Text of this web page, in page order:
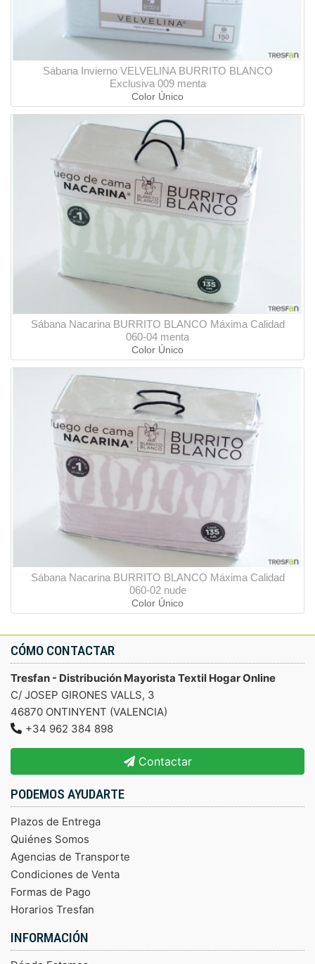
Sábana Invierno VELVELINA BURRITO BLANCO
Exclusiva 009 menta
Color Único
Sábana Nacarina BURRITO BLANCO Máxima Calidad
060-04 menta
Color Único
Sábana Nacarina BURRITO BLANCO Máxima Calidad
060-02 nude
Color Único
CÓMO CONTACTAR
Tresfan - Distribución Mayorista Textil Hogar Online
C/ JOSEP GIRONES VALLS, 3
46870 ONTINYENT (VALENCIA)
+34 962 384 898
Contactar
PODEMOS AYUDARTE
Plazos de Entrega
Quiénes Somos
Agencias de Transporte
Condiciones de Venta
Formas de Pago
Horarios Tresfan
INFORMACIÓN